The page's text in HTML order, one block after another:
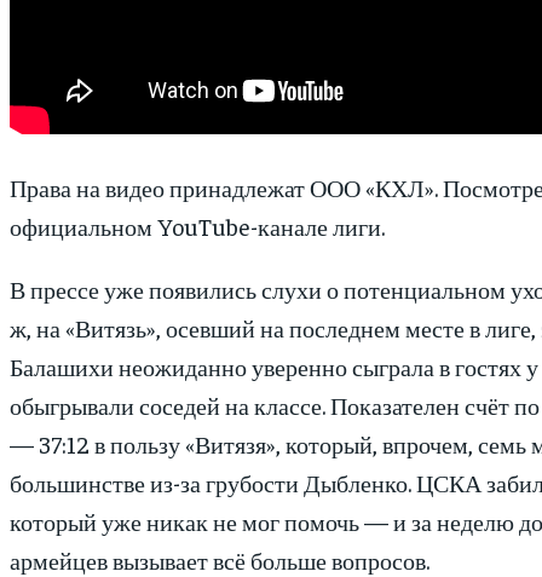
Права на видео принадлежат ООО «КХЛ».
официальном YouTube-канале лиги.
В прессе уже появились слухи о потенциальном
ж, на «Витязь», осевший на последнем месте в
Балашихи неожиданно уверенно сыграла в гостях
обыгрывали соседей на классе. Показателен счёт
— 37:12 в пользу «Витязя», который, впрочем, семь
большинстве из-за грубости Дыбленко. ЦСКА
который уже никак не мог помочь — и за неделю
армейцев вызывает всё больше вопросов.